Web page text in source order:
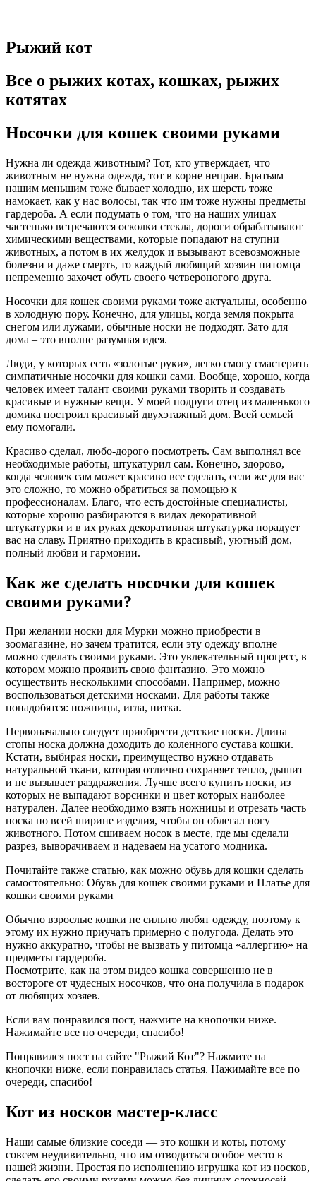
Рыжий кот
Все о рыжих котах, кошках, рыжих
котятах
Носочки для кошек своими руками
Нужна ли одежда животным? Тот, кто утверждает, что
животным не нужна одежда, тот в корне неправ. Братьям
нашим меньшим тоже бывает холодно, их шерсть тоже
намокает, как у нас волосы, так что им тоже нужны предметы
гардероба. А если подумать о том, что на наших улицах
частенько встречаются осколки стекла, дороги обрабатывают
химическими веществами, которые попадают на ступни
животных, а потом в их желудок и вызывают всевозможные
болезни и даже смерть, то каждый любящий хозяин питомца
непременно захочет обуть своего четвероногого друга.
Носочки для кошек своими руками тоже актуальны, особенно
в холодную пору. Конечно, для улицы, когда земля покрыта
снегом или лужами, обычные носки не подходят. Зато для
дома – это вполне разумная идея.
Люди, у которых есть «золотые руки», легко смогу смастерить
симпатичные носочки для кошки сами. Вообще, хорошо, когда
человек имеет талант своими руками творить и создавать
красивые и нужные вещи. У моей подруги отец из маленького
домика построил красивый двухэтажный дом. Всей семьей
ему помогали.
Красиво сделал, любо-дорого посмотреть. Сам выполнял все
необходимые работы, штукатурил сам. Конечно, здорово,
когда человек сам может красиво все сделать, если же для вас
это сложно, то можно обратиться за помощью к
профессионалам. Благо, что есть достойные специалисты,
которые хорошо разбираются в видах декоративной
штукатурки и в их руках декоративная штукатурка порадует
вас на славу. Приятно приходить в красивый, уютный дом,
полный любви и гармонии.
Как же сделать носочки для кошек
своими руками?
При желании носки для Мурки можно приобрести в
зоомагазине, но зачем тратится, если эту одежду вполне
можно сделать своими руками. Это увлекательный процесс, в
котором можно проявить свою фантазию. Это можно
осуществить несколькими способами. Например, можно
воспользоваться детскими носками. Для работы также
понадобятся: ножницы, игла, нитка.
Первоначально следует приобрести детские носки. Длина
стопы носка должна доходить до коленного сустава кошки.
Кстати, выбирая носки, преимущество нужно отдавать
натуральной ткани, которая отлично сохраняет тепло, дышит
и не вызывает раздражения. Лучше всего купить носки, из
которых не выпадают ворсинки и цвет которых наиболее
натурален. Далее необходимо взять ножницы и отрезать часть
носка по всей ширине изделия, чтобы он облегал ногу
животного. Потом сшиваем носок в месте, где мы сделали
разрез, выворачиваем и надеваем на усатого модника.
Почитайте также статью, как можно обувь для кошки сделать
самостоятельно: Обувь для кошек своими руками и Платье для
кошки своими руками
Обычно взрослые кошки не сильно любят одежду, поэтому к
этому их нужно приучать примерно с полугода. Делать это
нужно аккуратно, чтобы не вызвать у питомца «аллергию» на
предметы гардероба.
Посмотрите, как на этом видео кошка совершенно не в
востороге от чудесных носочков, что она получила в подарок
от любящих хозяев.
Если вам понравился пост, нажмите на кнопочки ниже.
Нажимайте все по очереди, спасибо!
Понравился пост на сайте "Рыжий Кот"? Нажмите на
кнопочки ниже, если понравилась статья. Нажимайте все по
очереди, спасибо!
Кот из носков мастер-класс
Наши самые близкие соседи — это кошки и коты, потому
совсем неудивительно, что им отводиться особое место в
нашей жизни. Простая по исполнению игрушка кот из носков,